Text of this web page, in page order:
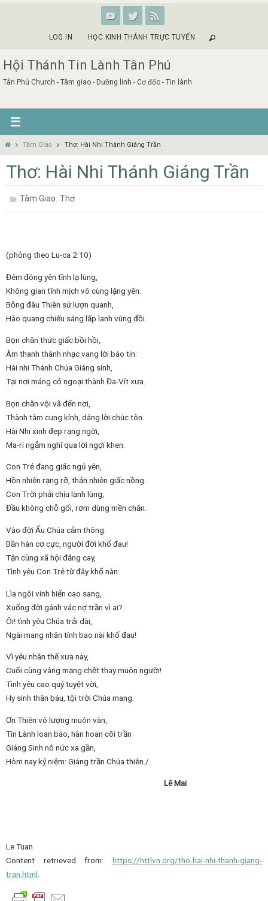
LOG IN HỌC KINH THÁNH TRỰC TUYẾN
Hội Thánh Tin Lành Tân Phú
Tân Phú Church - Tâm giao - Dưỡng linh - Cơ đốc - Tin lành
HomeTâm Giao Thơ: Hài Nhi Thánh Giáng Trần
Thơ: Hài Nhi Thánh Giáng Trần
Tâm Giao,Thơ
(phỏng theo Lu-ca 2:10)
Đêm đông yên tĩnh lạ lùng,
Không gian tĩnh mịch vô cùng lặng yên.
Bỗng đâu Thiên sứ lượn quanh,
Hào quang chiếu sáng lấp lanh vùng đồi.
Bọn chăn thức giấc bồi hồi,
Âm thanh thánh nhạc vang lời báo tin:
Hài nhi Thánh Chúa Giáng sinh,
Tại nơi máng cỏ ngoại thành Đa-Vít xưa.
Bọn chăn vội vã đến nơi,
Thành tâm cung kính, dâng lời chúc tôn.
Hài Nhi xinh đẹp rạng ngời,
Ma-ri ngẫm nghĩ qua lời ngợi khen.
Con Trẻ đang giấc ngủ yên,
Hồn nhiên rạng rỡ, thản nhiên giấc nồng.
Con Trời phải chịu lạnh lùng,
Đầu không chỗ gối, rơm dùng mền chăn.
Vào đời Ấu Chúa cảm thông:
Bần hàn cơ cực, người đời khổ đau!
Tận cùng xã hội đắng cay,
Tình yêu Con Trẻ từ đây khổ nàn:
Lìa ngôi vinh hiển cao sang,
Xuống đời gánh vác nợ trần vì ai?
Ôi! tình yêu Chúa trải dài,
Ngài mang nhân tính bao nài khổ đau!
Vì yêu nhân thế xưa nay,
Cuối cùng vâng mạng chết thay muôn người!
Tình yêu cao quý tuyệt vời,
Hy sinh thân báu, tội trời Chúa mang.
Ơn Thiên vô lượng muôn vàn,
Tin Lành loan báo, hân hoan cõi trần
Giáng Sinh nô nức xa gần,
Hôm nay kỷ niệm: Giáng trần Chúa thiên./.
Lê Mai
Le Tuan
Content retrieved from: https://httlvn.org/tho-hai-nhi-thanh-giang-
tran.html